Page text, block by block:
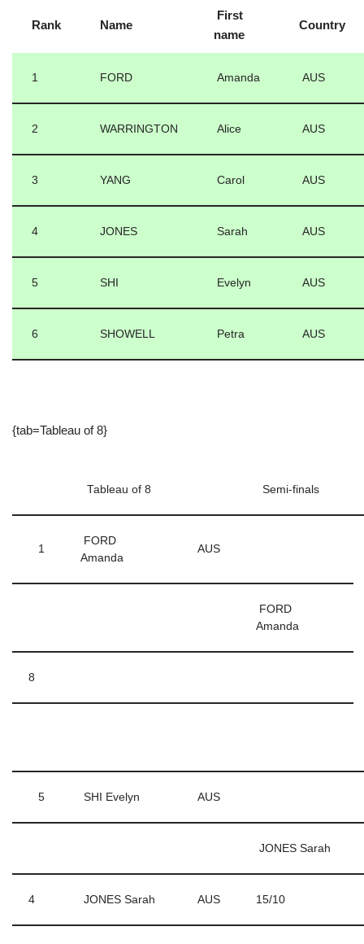
Rank Name
First
name
Country
1 FORD Amanda AUS
2 WARRINGTON Alice AUS
3 YANG Carol AUS
4 JONES Sarah AUS
5 SHI Evelyn AUS
6 SHOWELL Petra AUS
{tab=Tableau of 8}
Tableau of 8 Semi-finals
1
FORD
Amanda
AUS
FORD
Amanda
8
5 SHI Evelyn AUS
JONES Sarah
4 JONES Sarah AUS 15/10